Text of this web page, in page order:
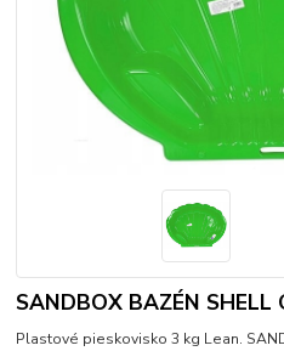
SANDBOX BAZÉN SHELL
Plastové pieskovisko 3 kg Lean.